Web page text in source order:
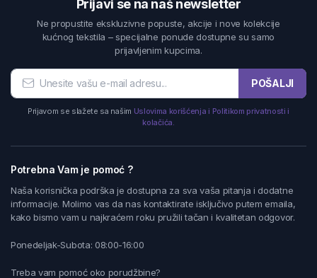
Prijavi se na naš newsletter
Ne propustite ekskluzivne popuste, akcije i nove kolekcije
kućnog tekstila – specijalne ponude dostupne su samo
prijavljenim kupcima.
POŠALJI
Prijavom se slažete sa našim Uslovima korišćenja i Politikom privatnosti i
kolačića.
Potrebna Vam je pomoć ?
Naša korisnička podrška je dostupna za sva vaša pitanja i dodatne
informacije. Molimo vas da nas kontaktirate isključivo putem emaila,
kako bismo vam u najkraćem roku pružili tačan i kvalitetan odgovor.
Ponedeljak-Subota: 08:00-16:00
Treba vam pomoć oko porudžbine?